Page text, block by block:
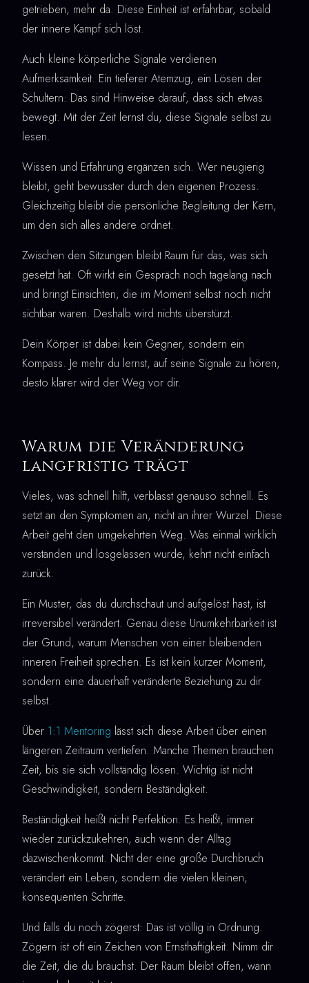
getrieben, mehr da. Diese Einheit ist erfahrbar, sobald
der innere Kampf sich löst.
Auch kleine körperliche Signale verdienen
Aufmerksamkeit. Ein tieferer Atemzug, ein Lösen der
Schultern: Das sind Hinweise darauf, dass sich etwas
bewegt. Mit der Zeit lernst du, diese Signale selbst zu
lesen.
Wissen und Erfahrung ergänzen sich. Wer neugierig
bleibt, geht bewusster durch den eigenen Prozess.
Gleichzeitig bleibt die persönliche Begleitung der Kern,
um den sich alles andere ordnet.
Zwischen den Sitzungen bleibt Raum für das, was sich
gesetzt hat. Oft wirkt ein Gespräch noch tagelang nach
und bringt Einsichten, die im Moment selbst noch nicht
sichtbar waren. Deshalb wird nichts überstürzt.
Dein Körper ist dabei kein Gegner, sondern ein
Kompass. Je mehr du lernst, auf seine Signale zu hören,
desto klarer wird der Weg vor dir.
Warum die Veränderung
langfristig trägt
Vieles, was schnell hilft, verblasst genauso schnell. Es
setzt an den Symptomen an, nicht an ihrer Wurzel. Diese
Arbeit geht den umgekehrten Weg. Was einmal wirklich
verstanden und losgelassen wurde, kehrt nicht einfach
zurück.
Ein Muster, das du durchschaut und aufgelöst hast, ist
irreversibel verändert. Genau diese Unumkehrbarkeit ist
der Grund, warum Menschen von einer bleibenden
inneren Freiheit sprechen. Es ist kein kurzer Moment,
sondern eine dauerhaft veränderte Beziehung zu dir
selbst.
Über 1:1 Mentoring lässt sich diese Arbeit über einen
längeren Zeitraum vertiefen. Manche Themen brauchen
Zeit, bis sie sich vollständig lösen. Wichtig ist nicht
Geschwindigkeit, sondern Beständigkeit.
Beständigkeit heißt nicht Perfektion. Es heißt, immer
wieder zurückzukehren, auch wenn der Alltag
dazwischenkommt. Nicht der eine große Durchbruch
verändert ein Leben, sondern die vielen kleinen,
konsequenten Schritte.
Und falls du noch zögerst: Das ist völlig in Ordnung.
Zögern ist oft ein Zeichen von Ernsthaftigkeit. Nimm dir
die Zeit, die du brauchst. Der Raum bleibt offen, wann